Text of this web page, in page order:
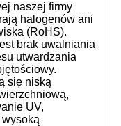
naszej firmy
halogenów ani
(RoHS).
brak uwalniania
utwardzania
się niską
UV,
wysoką